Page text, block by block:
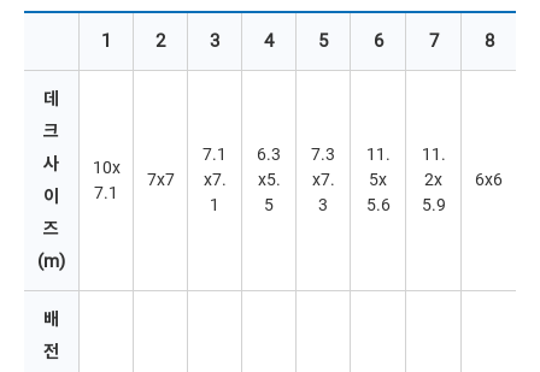
1 2 3 4 5 6 7 8
데
크
사
이
즈
(m)
10x
7.1
7x7
7.1
x7.
1
6.3
x5.
5
7.3
x7.
3
11.
5x
5.6
11.
2x
5.9
6x6
배
전